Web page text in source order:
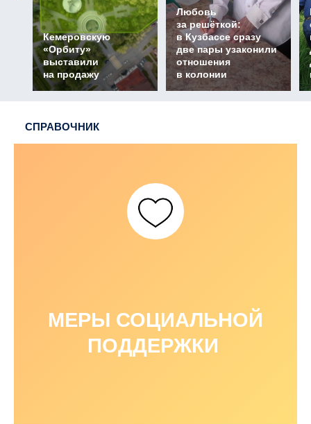
Кемеровскую
«Орбиту»
выставили
на продажу
Любовь
за решёткой:
в Кузбассе сразу
две пары узаконили
отношения
в колонии
СПРАВОЧНИК
МЕРЫ СОЦИАЛЬНОЙ
ПОДДЕРЖКИ